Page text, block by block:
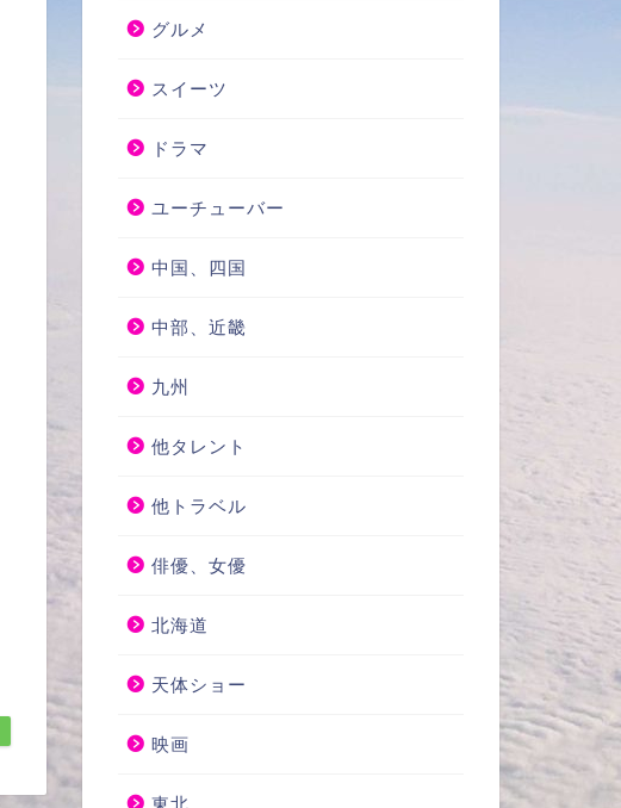
グルメ
スイーツ
ドラマ
ユーチューバー
中国、四国
中部、近畿
九州
他タレント
他トラベル
俳優、女優
北海道
天体ショー
映画
東北